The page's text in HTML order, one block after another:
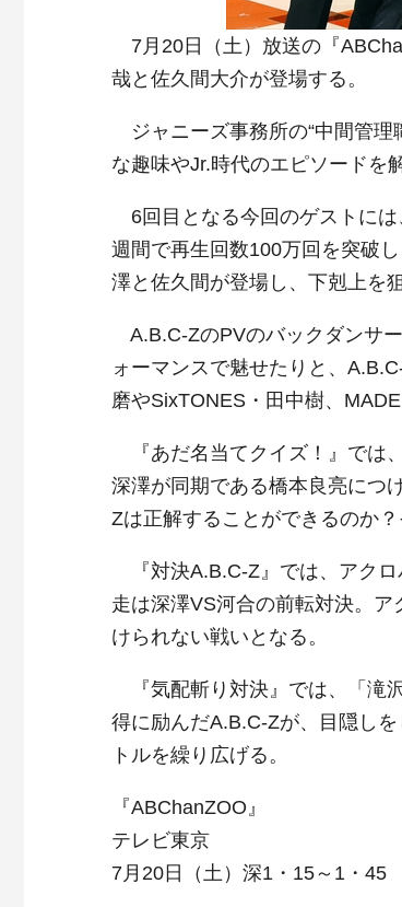
7月20日（土）放送の『
哉と佐久間大介が登場する。
ジャニーズ事務所の“中間管理
な趣味やJr.時代のエピソードを
6回目となる今回のゲストには
週間で再生回数100万回を突破
澤と佐久間が登場し、下剋上を狙
A.B.C-ZのPVのバックダンサ
ォーマンスで魅せたりと、
磨やSixTONES・田中樹、
『あだ名当てクイズ！』では
深澤が同期である橋本良亮につ
Zは正解することができるのか
『対決A.B.C-Z』では、アクロ
走は深澤VS河合の前転対決。
けられない戦いとなる。
『気配斬り対決』では、「滝
得に励んだA.B.C-Zが、目隠し
トルを繰り広げる。
『ABChanZOO』
テレビ東京
7月20日（土）深1・15～1・45